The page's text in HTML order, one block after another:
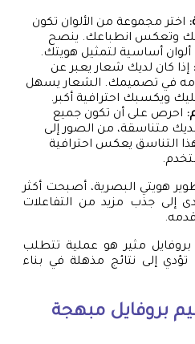
اختر مجموعة من الألوان تكون
وتعكس انطباعك. ينصح
إذا كان لديك شعار يعبر عن
في تصميمك. الشعار يسهل
ويكسبك احترافية أكبر.
احرص على أن تكون جميع
متناسقة، من الصور إلى
التناسق يعكس احترافية
هويتي البصرية، أصبحت أكثر
إلى جذب مزيد من التفاعلات
مثير هو عملية تتطلب
تؤدي إلى نتائج مذهلة في بناء
بروفايل مبهجة